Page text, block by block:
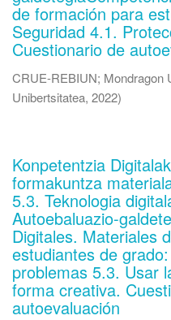
de formación para
Seguridad 4.1.
Cuestionario de
CRUE-REBIUN; Mondragon
Unibertsitatea, 2022)
Konpetentzia
formakuntza
5.3. Teknologia
Autoebaluazio-
Digitales. Materiales
estudiantes de
problemas 5.3. Usar
forma creativa.
autoevaluación